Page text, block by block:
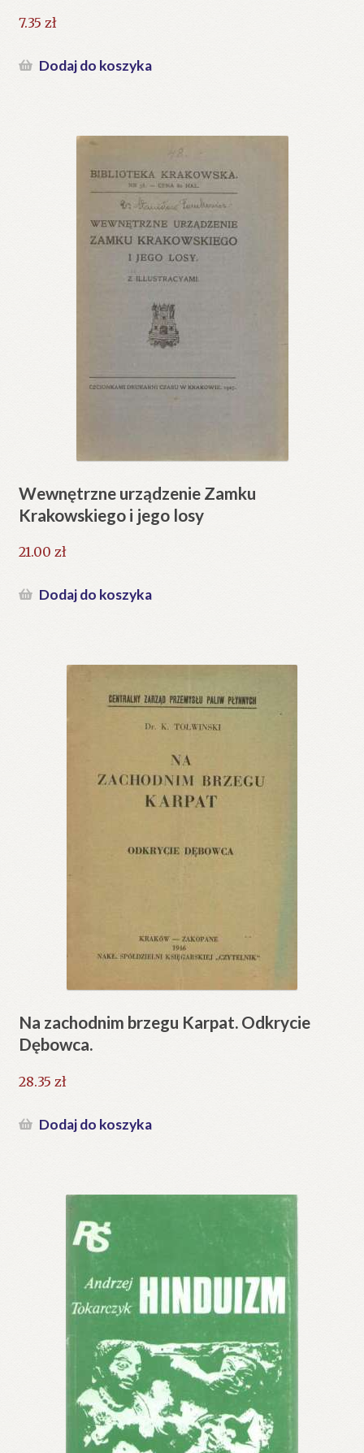
7.35 zł
Dodaj do koszyka
Wewnętrzne urządzenie Zamku
Krakowskiego i jego losy
21.00 zł
Dodaj do koszyka
Na zachodnim brzegu Karpat. Odkrycie
Dębowca.
28.35 zł
Dodaj do koszyka